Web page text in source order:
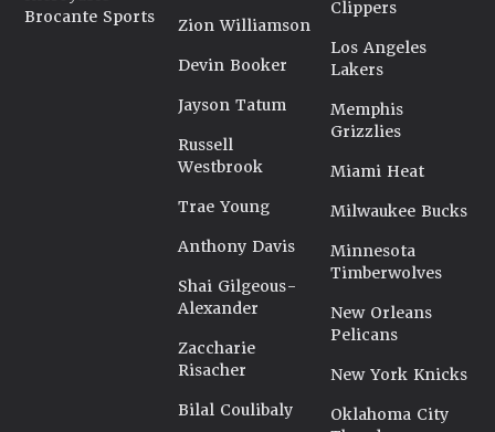
Brocante Sports
Zion Williamson
Devin Booker
Jayson Tatum
Russell
Westbrook
Trae Young
Anthony Davis
Shai Gilgeous-
Alexander
Zaccharie
Risacher
Bilal Coulibaly
Clippers
Los Angeles
Lakers
Memphis
Grizzlies
Miami Heat
Milwaukee Bucks
Minnesota
Timberwolves
New Orleans
Pelicans
New York Knicks
Oklahoma City